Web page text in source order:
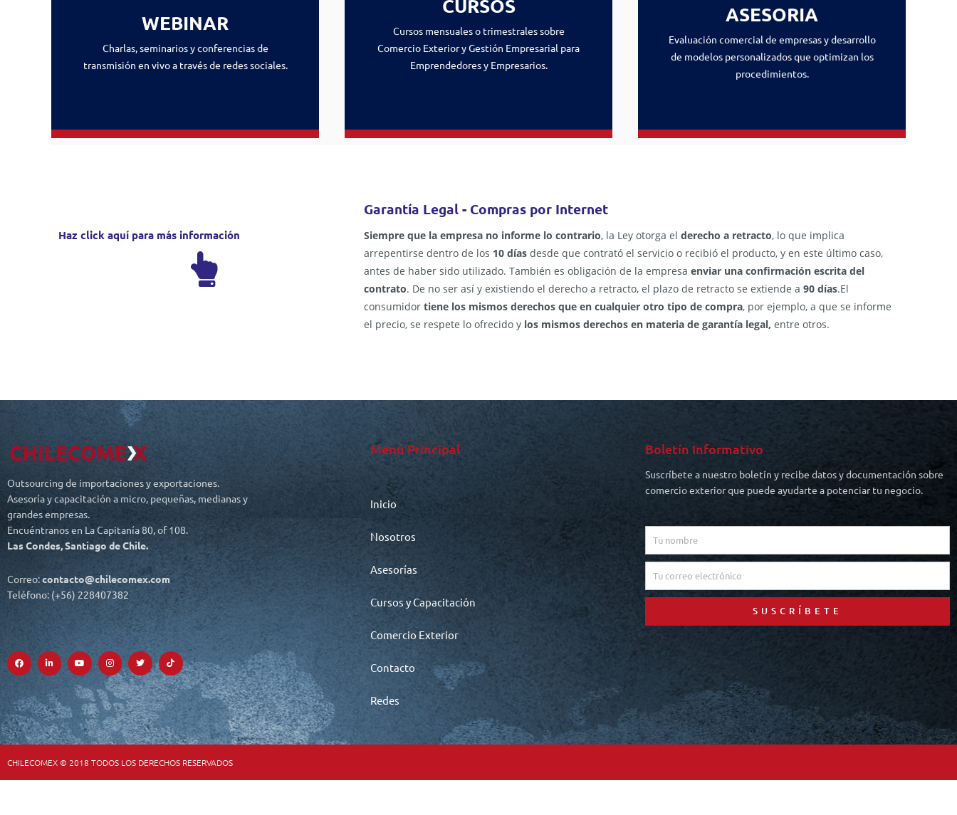
WEBINAR
Charlas, seminarios y conferencias de
transmisión en vivo a través de redes sociales.
CURSOS
Cursos mensuales o trimestrales sobre
Comercio Exterior y Gestión Empresarial para
Emprendedores y Empresarios.
ASESORIA
Evaluación comercial de empresas y desarrollo
de modelos personalizados que optimizan los
procedimientos.
Haz click aquí para más información
Garantía Legal - Compras por Internet
Siempre que la empresa no informe lo contrario, la Ley otorga elderecho a retracto, lo que implica
arrepentirse dentro de los 10 días desde que contrató el servicio o recibió el producto, y en este último caso,
antes de haber sido utilizado. También es obligación de la empresaenviar una confirmación escrita del
contrato. De no ser así y existiendo el derecho a retracto, el plazo de retracto se extiende a90 días.El
consumidortiene los mismos derechos que en cualquier otro tipo de compra, por ejemplo, a que se informe
el precio, se respete lo ofrecido y los mismos derechos en materia de garantía legal, entre otros.
Outsourcing de importaciones y exportaciones.
Asesoría y capacitación a micro, pequeñas, medianas y
grandes empresas.
Encuéntranos en La Capitanía 80, of 108.
Las Condes, Santiago de Chile.
Correo:contacto@chilecomex.com
Teléfono: (+56) 228407382
c
e
b
o
-
f
n
k
e
d
n
-
i
n
o
u
t
u
b
e
s
t
a
g
r
a
m
T
i
t
t
e
r
T
k
t
o
k
Menú Principal
Inicio
Nosotros
Asesorías
Cursos y Capacitación
Comercio Exterior
Contacto
Redes
Boletín Informativo
Suscríbete a nuestro boletín y recibe datos y documentación sobre
comercio exterior que puede ayudarte a potenciar tu negocio.
SUSCRÍBETE
CHILECOMEX © 2018 TODOS LOS DERECHOS RESERVADOS